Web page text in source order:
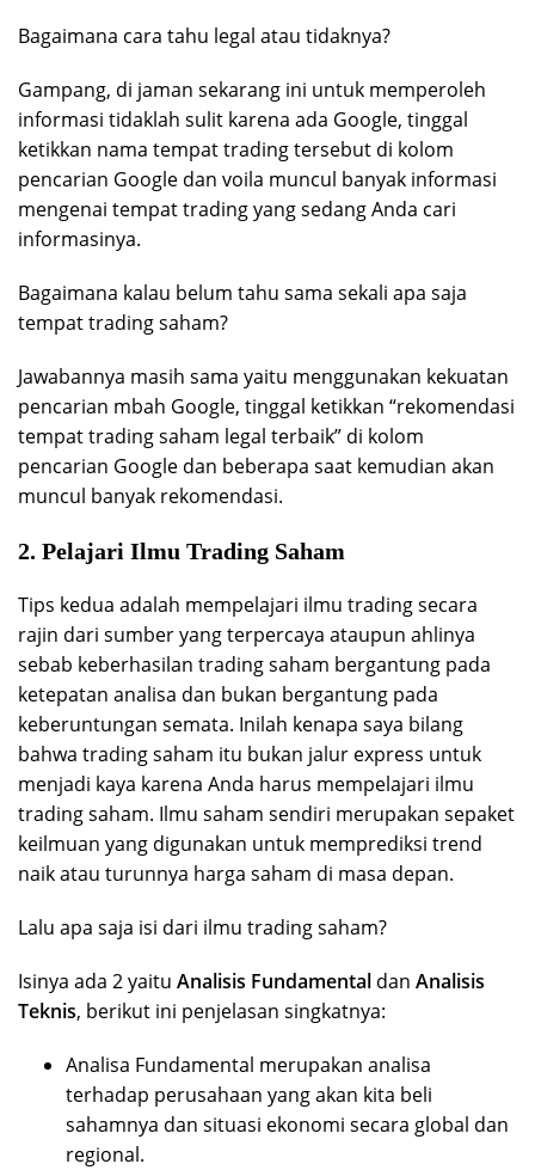
Bagaimana cara tahu legal atau tidaknya?
Gampang, di jaman sekarang ini untuk memperoleh
informasi tidaklah sulit karena ada Google, tinggal
ketikkan nama tempat trading tersebut di kolom
pencarian Google dan voila muncul banyak informasi
mengenai tempat trading yang sedang Anda cari
informasinya.
Bagaimana kalau belum tahu sama sekali apa saja
tempat trading saham?
Jawabannya masih sama yaitu menggunakan kekuatan
pencarian mbah Google, tinggal ketikkan “rekomendasi
tempat trading saham legal terbaik” di kolom
pencarian Google dan beberapa saat kemudian akan
muncul banyak rekomendasi.
2. Pelajari Ilmu Trading Saham
Tips kedua adalah mempelajari ilmu trading secara
rajin dari sumber yang terpercaya ataupun ahlinya
sebab keberhasilan trading saham bergantung pada
ketepatan analisa dan bukan bergantung pada
keberuntungan semata. Inilah kenapa saya bilang
bahwa trading saham itu bukan jalur express untuk
menjadi kaya karena Anda harus mempelajari ilmu
trading saham. Ilmu saham sendiri merupakan sepaket
keilmuan yang digunakan untuk memprediksi trend
naik atau turunnya harga saham di masa depan.
Lalu apa saja isi dari ilmu trading saham?
Isinya ada 2 yaitu Analisis Fundamental dan Analisis
Teknis, berikut ini penjelasan singkatnya:
Analisa Fundamental merupakan analisa
terhadap perusahaan yang akan kita beli
sahamnya dan situasi ekonomi secara global dan
regional.